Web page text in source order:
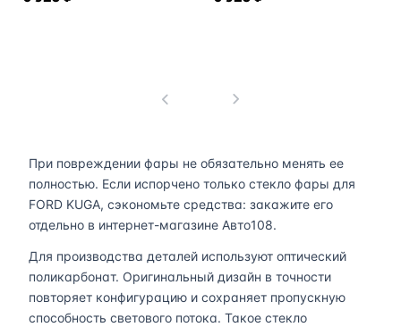
При повреждении фары не обязательно менять ее
полностью. Если испорчено только стекло фары для
FORD KUGA, сэкономьте средства: закажите его
отдельно в интернет-магазине Авто108.
Для производства деталей используют оптический
поликарбонат. Оригинальный дизайн в точности
повторяет конфигурацию и сохраняет пропускную
способность светового потока. Такое стекло